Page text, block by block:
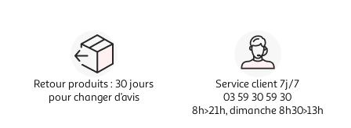
Retour produits : 30 jours
pour changer d’avis
Service client 7j/7
03 59 30 59 30
8h>21h, dimanche 8h30>13h